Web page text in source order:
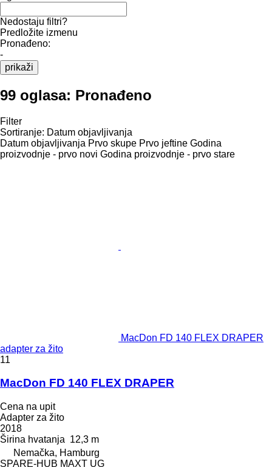
Nedostaju filtri?
Predložite izmenu
Pronađeno:
-
prikaži
99 oglasa: Pronađeno
Filter
Sortiranje: Datum objavljivanja
Datum objavljivanja Prvo skupe Prvo jeftine Godina
proizvodnje - prvo novi Godina proizvodnje - prvo stare
MacDon FD 140 FLEX DRAPER
adapter za žito
11
MacDon FD 140 FLEX DRAPER
Cena na upit
Adapter za žito
2018
Širina hvatanja 12,3 m
Nemačka, Hamburg
SPARE-HUB MAXT UG